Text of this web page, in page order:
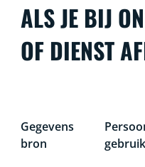
ALS JE BIJ
OF DIENST
Gegevens
bron